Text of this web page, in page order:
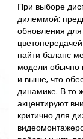
При выборе
дилеммой:
обновления
найти баланс
модели обычно
и выше, что
динамике. В то
акцентируют
критично для